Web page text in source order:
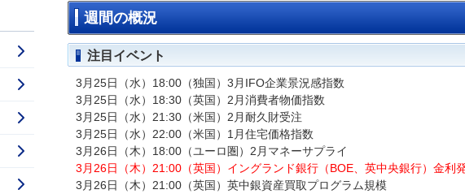
週間の概況
注目イベント
3月25日（水）18:00（独国）3月IFO企業景況感指数
3月25日（水）18:30（英国）2月消費者物価指数
3月25日（水）21:30（米国）2月耐久財受注
3月25日（水）22:00（米国）1月住宅価格指数
3月26日（木）18:00（ユーロ圏）2月マネーサプライ
3月26日（木）21:00（英国）イングランド銀行（BOE、英中央銀行）金利
3月26日（木）21:00（英国）英中銀資産買取プログラム規模